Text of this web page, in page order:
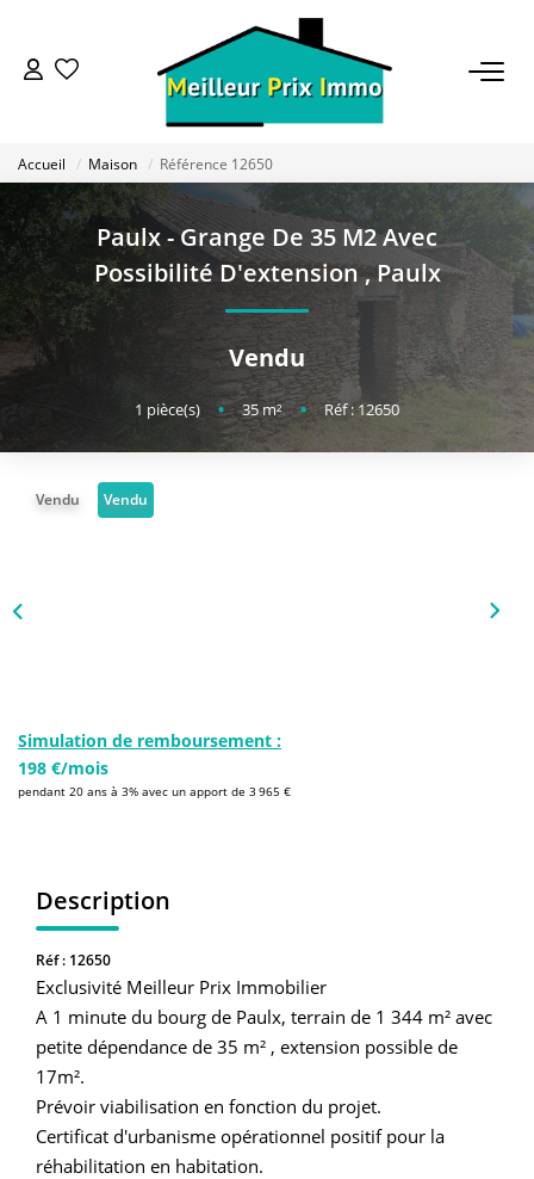
ACHETER
LOUER
VENDRE
ESTIMER
BAILLEUR
FONDS DE COMMERCE
Accueil Maison Référence 12650
Paulx - Grange De 35 M2 Avec
Possibilité D'extension,Paulx
Vendu
1 pièce(s) • 35m² • Réf : 12650
Vendu Vendu
Simulation de remboursement :
198 €/mois
pendant 20 ans à 3% avec un apport de 3 965 €
Description
Réf : 12650
Exclusivité Meilleur Prix Immobilier
A 1 minute du bourg de Paulx, terrain de 1 344 m² avec
petite dépendance de 35 m² , extension possible de
17m².
Prévoir viabilisation en fonction du projet.
Certificat d'urbanisme opérationnel positif pour la
réhabilitation en habitation.